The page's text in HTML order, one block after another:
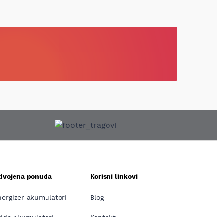
ponuda
akumulatori
Korisni linkovi
Blog